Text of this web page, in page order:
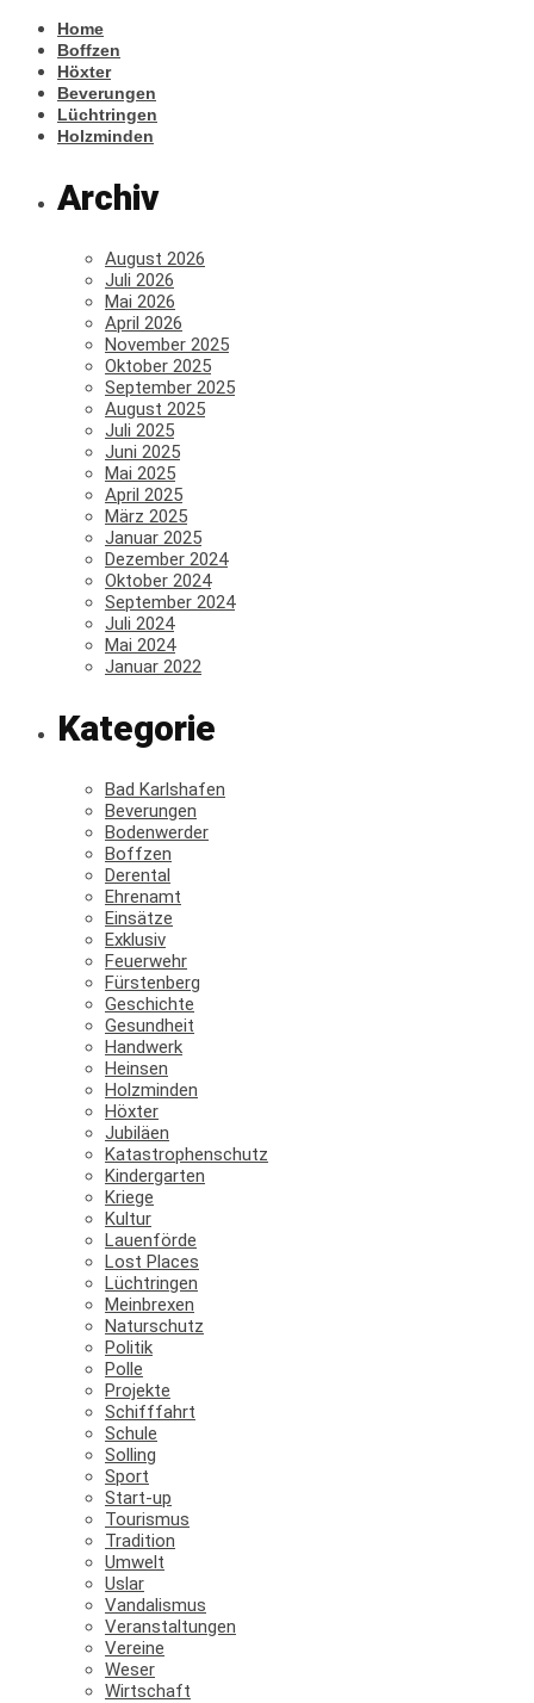
Home
Boffzen
Höxter
Beverungen
Lüchtringen
Holzminden
Archiv
August 2026
Juli 2026
Mai 2026
April 2026
November 2025
Oktober 2025
September 2025
August 2025
Juli 2025
Juni 2025
Mai 2025
April 2025
März 2025
Januar 2025
Dezember 2024
Oktober 2024
September 2024
Juli 2024
Mai 2024
Januar 2022
Kategorie
Bad Karlshafen
Beverungen
Bodenwerder
Boffzen
Derental
Ehrenamt
Einsätze
Exklusiv
Feuerwehr
Fürstenberg
Geschichte
Gesundheit
Handwerk
Heinsen
Holzminden
Höxter
Jubiläen
Katastrophenschutz
Kindergarten
Kriege
Kultur
Lauenförde
Lost Places
Lüchtringen
Meinbrexen
Naturschutz
Politik
Polle
Projekte
Schifffahrt
Schule
Solling
Sport
Start-up
Tourismus
Tradition
Umwelt
Uslar
Vandalismus
Veranstaltungen
Vereine
Weser
Wirtschaft